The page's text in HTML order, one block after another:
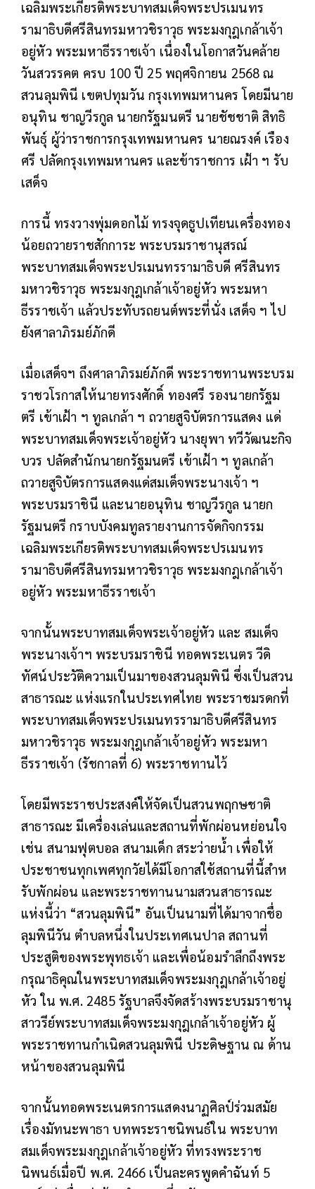
เฉลิมพระเกียรติพระบาทสมเด็จพระปรเมนทร
รามาธิบดีศรีสินทรมหาวชิราวุธ พระมงกุฎเกล้าเจ้า
อยู่หัว พระมหาธีรราชเจ้า เนื่องในโอกาสวันคล้าย
วันสวรรคต ครบ 100 ปี 25 พฤศจิกายน 2568 ณ
สวนลุมพินี เขตปทุมวัน กรุงเทพมหานคร โดยมีนาย
อนุทิน ชาญวีรกูล นายกรัฐมนตรี นายชัชชาติ สิทธิ
พันธุ์ ผู้ว่าราชการกรุงเทพมหานคร นายณรงค์ เรือง
ศรี ปลัดกรุงเทพมหานคร และข้าราชการ เฝ้า ฯ รับ
เสด็จ
การนี้ ทรงวางพุ่มดอกไม้ ทรงจุดธูปเทียนเครื่องทอง
น้อยถวายราชสักการะ พระบรมราชานุสรณ์
พระบาทสมเด็จพระปรเมนทรรามาธิบดี ศรีสินทร
มหาวชิราวุธ พระมงกุฎเกล้าเจ้าอยู่หัว พระมหา
ธีรราชเจ้า แล้วประทับรถยนต์พระที่นั่ง เสด็จ ฯ ไป
ยังศาลาภิรมย์ภักดี
เมื่อเสด็จฯ ถึงศาลาภิรมย์ภักดี พระราชทานพระบรม
ราชวโรกาสให้นายทรงศักดิ์ ทองศรี รองนายกรัฐม
ตรี เข้าเฝ้า ฯ ทูลเกล้า ฯ ถวายสูจิบัตรการแสดง แด่
พระบาทสมเด็จพระเจ้าอยู่หัว นางยุพา ทวีวัฒนะกิจ
บวร ปลัดสำนักนายกรัฐมนตรี เข้าเฝ้า ฯ ทูลเกล้า
ถวายสูจิบัตรการแสดงแด่สมเด็จพระนางเจ้า ฯ
พระบรมราชินี และนายอนุทิน ชาญวีรกูล นายก
รัฐมนตรี กราบบังคมทูลรายงานการจัดกิจกรรม
เฉลิมพระเกียรติพระบาทสมเด็จพระปรเมนทร
รามาธิบดีศรีสินทรมหาวชิราวุธ พระมงกฎเกล้าเจ้า
อยู่หัว พระมหาธีรราชเจ้า
จากนั้นพระบาทสมเด็จพระเจ้าอยู่หัว และ สมเด็จ
พระนางเจ้าฯ พระบรมราชินี ทอดพระเนตร วีดิ
ทัศน์ประวัติความเป็นมาของสวนลุมพินี ซึ่งเป็นสวน
สาธารณะ แห่งแรกในประเทศไทย พระราชมรดกที่
พระบาทสมเด็จพระปรเมนทรรามาธิบดีศรีสินทร
มหาวชิราวุธ พระมงกุฎเกล้าเจ้าอยู่หัว พระมหา
ธีรราชเจ้า (รัชกาลที่ 6) พระราชทานไว้
โดยมีพระราชประสงค์ให้จัดเป็นสวนพฤกษชาติ
สาธารณะ มีเครื่องเล่นและสถานที่พักผ่อนหย่อนใจ
เช่น สนามฟุตบอล สนามเด็ก สระว่ายน้ำ เพื่อให้
ประชาชนทุกเพศทุกวัยได้มีโอกาสใช้สถานที่นี้สําห
รับพักผ่อน และพระราชทานนามสวนสาธารณะ
แห่งนี้ว่า “สวนลุมพินี” อันเป็นนามที่ได้มาจากชื่อ
ลุมพินีวัน ตําบลหนึ่งในประเทศเนปาล สถานที่
ประสูติของพระพุทธเจ้า และเพื่อน้อมรำลึกถึงพระ
กรุณาธิคุณในพระบาทสมเด็จพระมงกุฎเกล้าเจ้าอยู่
หัว ใน พ.ศ. 2485 รัฐบาลจึงจัดสร้างพระบรมราชานุ
สาวรีย์พระบาทสมเด็จพระมงกุฎเกล้าเจ้าอยู่หัว ผู้
พระราชทานกำเนิดสวนลุมพินี ประดิษฐาน ณ ด้าน
หน้าของสวนลุมพินี
จากนั้นทอดพระเนตรการแสดงนาฏศิลป์ร่วมสมัย
เรื่องมัทนะพาธา บทพระราชนิพนธ์ใน พระบาท
สมเด็จพระมงกุฎเกล้าเจ้าอยู่หัว ที่ทรงพระราช
นิพนธ์เมื่อปี พ.ศ. 2466 เป็นละครพูดคำฉันท์ 5